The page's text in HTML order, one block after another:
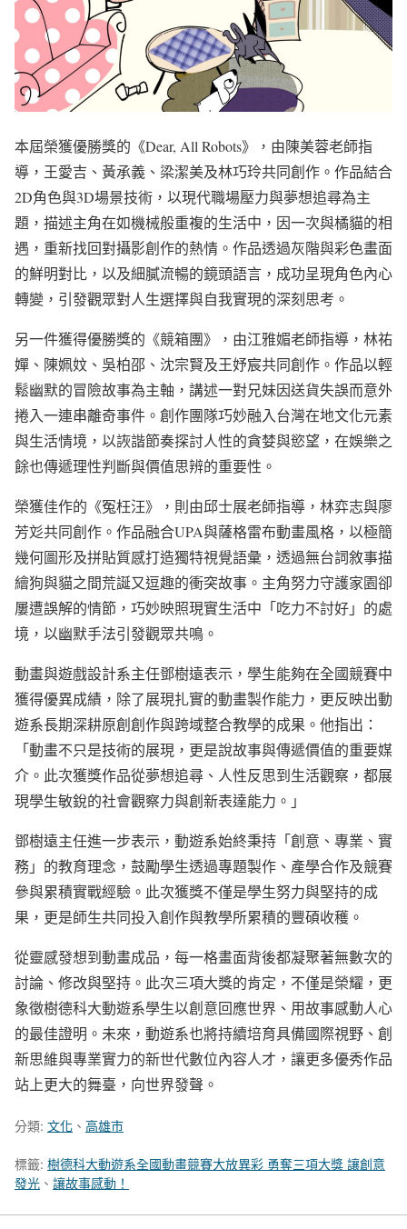
本屆榮獲優勝獎的《Dear, All Robots》，由陳美蓉老師指
導，王愛吉、黃承義、梁潔美及林巧玲共同創作。作品結合
2D角色與3D場景技術，以現代職場壓力與夢想追尋為主
題，描述主角在如機械般重複的生活中，因一次與橘貓的相
遇，重新找回對攝影創作的熱情。作品透過灰階與彩色畫面
的鮮明對比，以及細膩流暢的鏡頭語言，成功呈現角色內心
轉變，引發觀眾對人生選擇與自我實現的深刻思考。
另一件獲得優勝獎的《競箱團》，由江雅媚老師指導，林祐
嬋、陳姵妏、吳柏邵、沈宗賢及王妤宸共同創作。作品以輕
鬆幽默的冒險故事為主軸，講述一對兄妹因送貨失誤而意外
捲入一連串離奇事件。創作團隊巧妙融入台灣在地文化元素
與生活情境，以詼諧節奏探討人性的貪婪與慾望，在娛樂之
餘也傳遞理性判斷與價值思辨的重要性。
榮獲佳作的《冤枉汪》，則由邱士展老師指導，林弈志與廖
芳彣共同創作。作品融合UPA與薩格雷布動畫風格，以極簡
幾何圖形及拼貼質感打造獨特視覺語彙，透過無台詞敘事描
繪狗與貓之間荒誕又逗趣的衝突故事。主角努力守護家園卻
屢遭誤解的情節，巧妙映照現實生活中「吃力不討好」的處
境，以幽默手法引發觀眾共鳴。
動畫與遊戲設計系主任鄧樹遠表示，學生能夠在全國競賽中
獲得優異成績，除了展現扎實的動畫製作能力，更反映出動
遊系長期深耕原創創作與跨域整合教學的成果。他指出：
「動畫不只是技術的展現，更是說故事與傳遞價值的重要媒
介。此次獲獎作品從夢想追尋、人性反思到生活觀察，都展
現學生敏銳的社會觀察力與創新表達能力。」
鄧樹遠主任進一步表示，動遊系始終秉持「創意、專業、實
務」的教育理念，鼓勵學生透過專題製作、產學合作及競賽
參與累積實戰經驗。此次獲獎不僅是學生努力與堅持的成
果，更是師生共同投入創作與教學所累積的豐碩收穫。
從靈感發想到動畫成品，每一格畫面背後都凝聚著無數次的
討論、修改與堅持。此次三項大獎的肯定，不僅是榮耀，更
象徵樹德科大動遊系學生以創意回應世界、用故事感動人心
的最佳證明。未來，動遊系也將持續培育具備國際視野、創
新思維與專業實力的新世代數位內容人才，讓更多優秀作品
站上更大的舞臺，向世界發聲。
分類: 文化 、 高雄市
標籤: 樹德科大動遊系全國動畫競賽大放異彩 勇奪三項大獎 讓創意
發光 、 讓故事感動！